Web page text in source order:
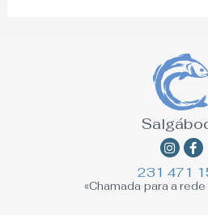
f
231 471
«Chamada para a rede